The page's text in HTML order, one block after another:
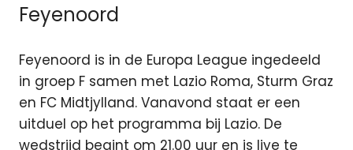
Feyenoord
Feyenoord is in de Europa League ingedeeld
in groep F samen met Lazio Roma, Sturm Graz
en FC Midtjylland. Vanavond staat er een
uitduel op het programma bij Lazio. De
wedstrijd begint om 21.00 uur en is live te